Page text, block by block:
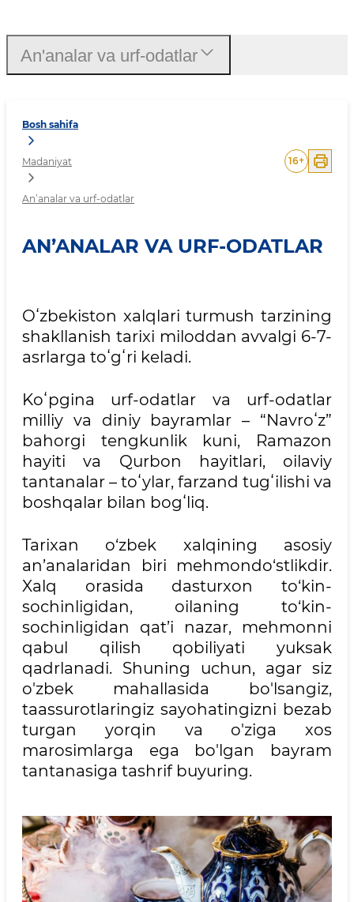
Bosh sahifa
Madaniyat
An’analar va urf-odatlar
16+
AN’ANALAR VA URF-ODATLAR
Oʻzbekiston xalqlari turmush tarzining
shakllanish tarixi miloddan avvalgi 6-7-
asrlarga toʻgʻri keladi.
Koʻpgina urf-odatlar va urf-odatlar
milliy va diniy bayramlar – “Navroʻz”
bahorgi tengkunlik kuni, Ramazon
hayiti va Qurbon hayitlari, oilaviy
tantanalar – toʻylar, farzand tugʻilishi va
boshqalar bilan bogʻliq.
Tarixan o‘zbek xalqining asosiy
an’analaridan biri mehmondo‘stlikdir.
Xalq orasida dasturxon to‘kin-
sochinligidan, oilaning to‘kin-
sochinligidan qat’i nazar, mehmonni
qabul qilish qobiliyati yuksak
qadrlanadi. Shuning uchun, agar siz
o'zbek mahallasida bo'lsangiz,
taassurotlaringiz sayohatingizni bezab
turgan yorqin va o'ziga xos
marosimlarga ega bo'lgan bayram
tantanasiga tashrif buyuring.
An'analar va urf-odatlar